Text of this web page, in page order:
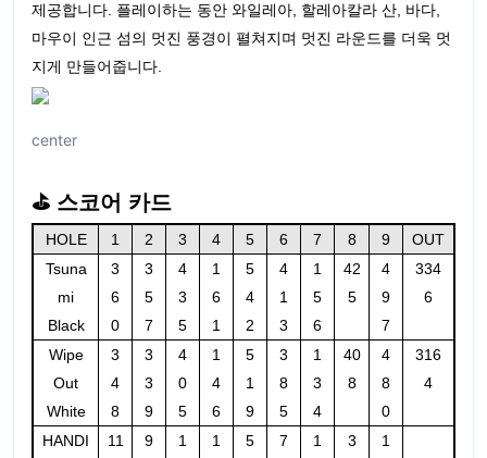
제공합니다. 플레이하는 동안 와일레아, 할레아칼라 산, 바다,
마우이 인근 섬의 멋진 풍경이 펼쳐지며 멋진 라운드를 더욱 멋
지게 만들어줍니다.
center
⛳ 스코어 카드
HOLE 1 2 3 4 5 6 7 8 9
OUT
Tsuna
mi
Black
3
6
0
3
5
7
4
3
5
1
6
1
5
4
2
4
1
3
1
5
6
42
5
4
9
7
334
6
Wipe
Out
White
3
4
8
3
3
9
4
0
5
1
4
6
5
1
9
3
8
5
1
3
4
40
8
4
8
0
316
4
HANDI 11 9 1 1 5 7 1 3 1